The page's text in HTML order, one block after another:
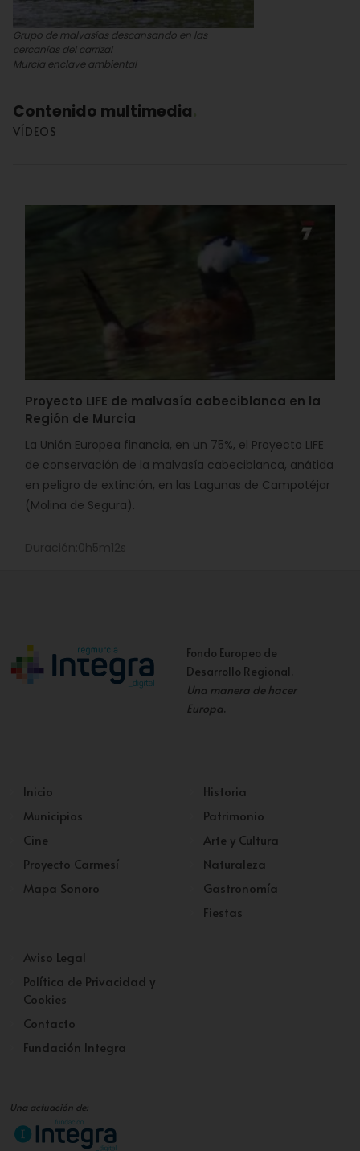
Grupo de malvasías descansando en las
cercanías del carrizal
Murcia enclave ambiental
Contenido multimedia
VÍDEOS
Proyecto LIFE de malvasía cabeciblanca en la
Región de Murcia
La Unión Europea financia, en un 75%, el Proyecto LIFE
de conservación de la malvasía cabeciblanca, anátida
en peligro de extinción, en las Lagunas de Campotéjar
(Molina de Segura).
Duración:0h5m12s
Fondo Europeo de
Desarrollo Regional.
Una manera de hacer
Europa.
Inicio
Municipios
Cine
Proyecto Carmesí
Mapa Sonoro
Historia
Patrimonio
Arte y Cultura
Naturaleza
Gastronomía
Fiestas
Aviso Legal
Política de Privacidad y
Cookies
Contacto
Fundación Integra
Una actuación de: